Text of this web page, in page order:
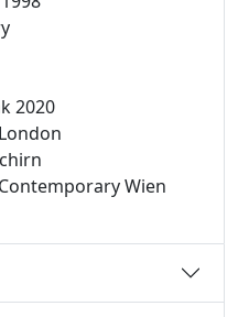
2020
Wien